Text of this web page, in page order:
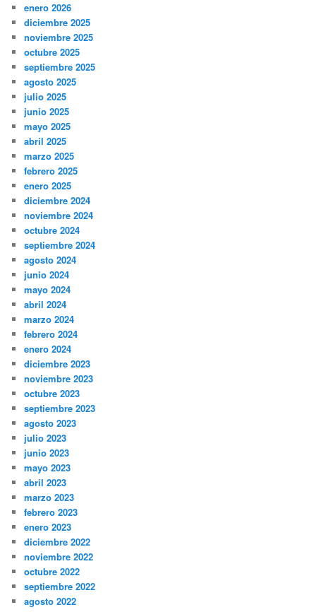
enero 2026
diciembre 2025
noviembre 2025
octubre 2025
septiembre 2025
agosto 2025
julio 2025
junio 2025
mayo 2025
abril 2025
marzo 2025
febrero 2025
enero 2025
diciembre 2024
noviembre 2024
octubre 2024
septiembre 2024
agosto 2024
junio 2024
mayo 2024
abril 2024
marzo 2024
febrero 2024
enero 2024
diciembre 2023
noviembre 2023
octubre 2023
septiembre 2023
agosto 2023
julio 2023
junio 2023
mayo 2023
abril 2023
marzo 2023
febrero 2023
enero 2023
diciembre 2022
noviembre 2022
octubre 2022
septiembre 2022
agosto 2022